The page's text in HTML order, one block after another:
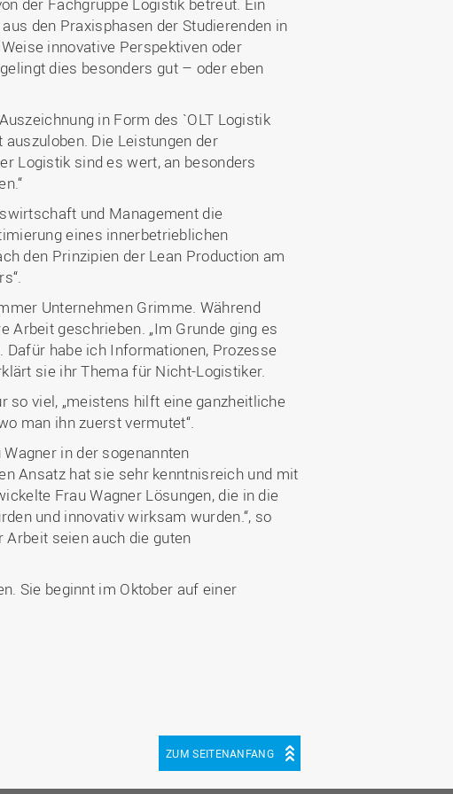
den Praxisphasen der Studierenden in
innovative Perspektiven oder
dies besonders gut – oder eben
in Form des `OLT Logistik
Die Leistungen der
Logistik sind es wert, an besonders
und Management die
eines innerbetrieblichen
den Prinzipien der Lean Production am
Unternehmen Grimme. Während
geschrieben. „Im Grunde ging es
habe ich Informationen, Prozesse
sie ihr Thema für Nicht-Logistiker.
so viel, „meistens hilft eine ganzheitliche
man ihn zuerst vermutet“.
in der sogenannten
Ansatz hat sie sehr kenntnisreich und mit
Frau Wagner Lösungen, die in die
und innovativ wirksam wurden.“, so
seien auch die guten
Sie beginnt im Oktober auf einer
ZUM SEITENANFANG